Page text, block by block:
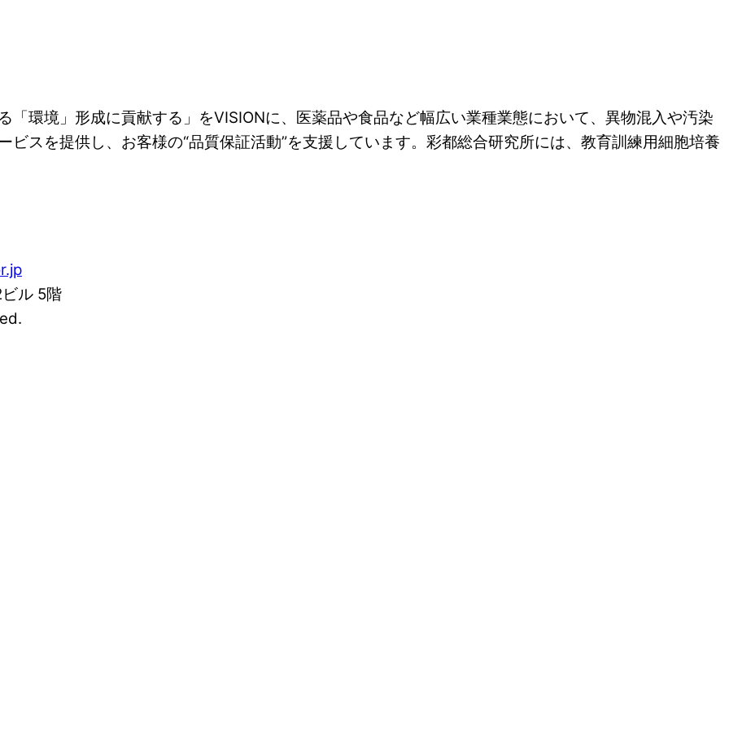
「環境」形成に貢献する」をVISIONに、医薬品や食品など幅広い業種業態において、異物混入や汚染
スを提供し、お客様の“品質保証活動”を支援しています。彩都総合研究所には、教育訓練用細胞培養
ル 5階